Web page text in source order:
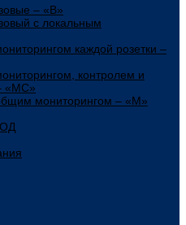
– «В»
с локальным
каждой розетки –
контролем и
«МС»
мониторингом – «М»